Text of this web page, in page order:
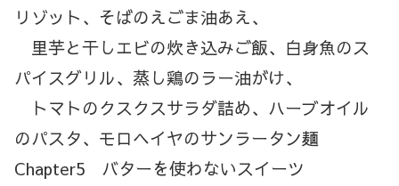
リゾット、そばのえごま油あえ、
里芋と干しエビの炊き込みご飯、白身魚のス
パイスグリル、蒸し鶏のラー油がけ、
トマトのクスクスサラダ詰め、ハーブオイル
のパスタ、モロヘイヤのサンラータン麺
Chapter5 バターを使わないスイーツ